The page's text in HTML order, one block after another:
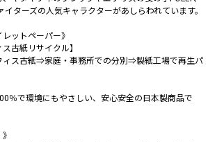
イターズの人気キャラクターがあしらわれています。
ットペーパー》
古紙リサイクル】
ィス古紙⇒家庭・事務所での分別⇒製紙工場で再生パ
％で環境にもやさしい、安心安全の日本製商品で